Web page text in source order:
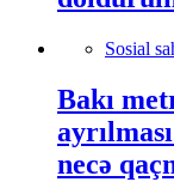
Sosial
Bakı
necə